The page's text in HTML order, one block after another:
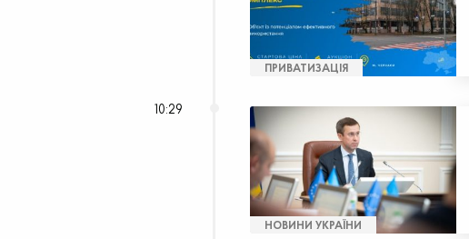
ПРИВАТИЗАЦІЯ
10:29
НОВИНИ УКРАЇНИ